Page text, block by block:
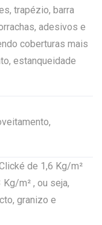
trapézio, barra
adesivos e
coberturas mais
estanqueidade
de 1,6 Kg/m²
m² , ou seja,
granizo e